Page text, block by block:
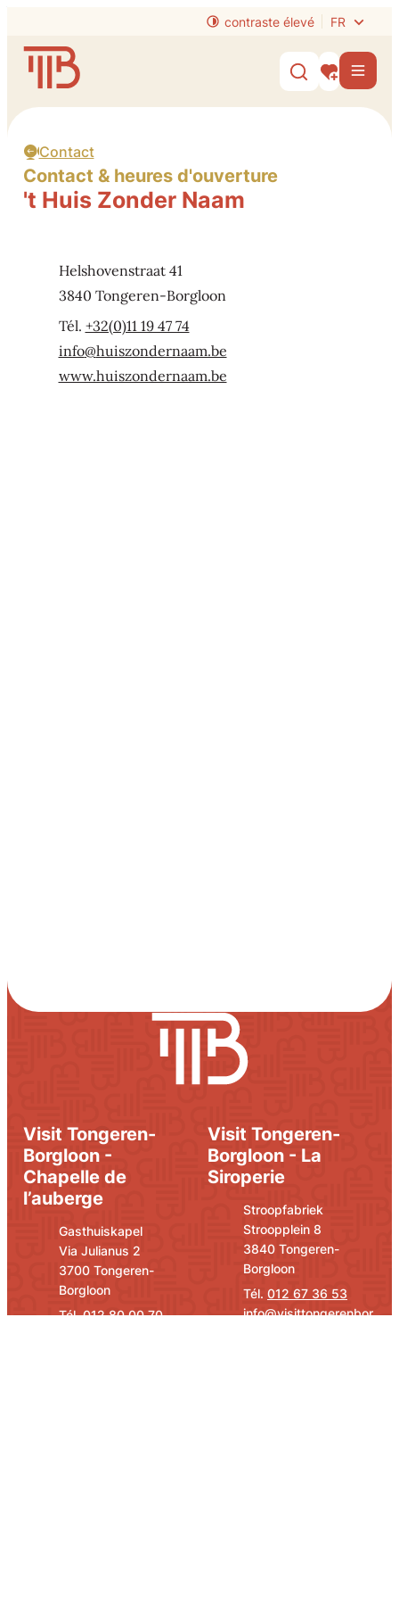
contraste élevé FR
Website
Afficher/
Mes Menu
Contact
Contact & heures d'ouverture
't Huis Zonder Naam
AdresseHelshovenstraat 41
,3840 Tongeren-Borgloon
+32(0)11 19 47 74
E-mailinfo@huiszondernaam.be
Site Webwww.huiszondernaam.be
Visit Tongeren-
Borgloon -
Chapelle de
l’auberge
AdresseGasthuiskapel
Via Julianus 2
,3700 Tongeren-
Borgloon
012 80 00 70
E-mail
Visit Tongeren-
Borgloon - La
Siroperie
AdresseStroopfabriek
Stroopplein 8
,3840 Tongeren-
Borgloon
012 67 36 53
E-mail
info@visittongerenbor